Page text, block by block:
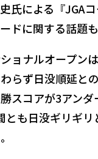
による『JGA
ドに関する話題も
ョナルオープン
らず日没順延と
スコアが3アン
とも日没ギリギ